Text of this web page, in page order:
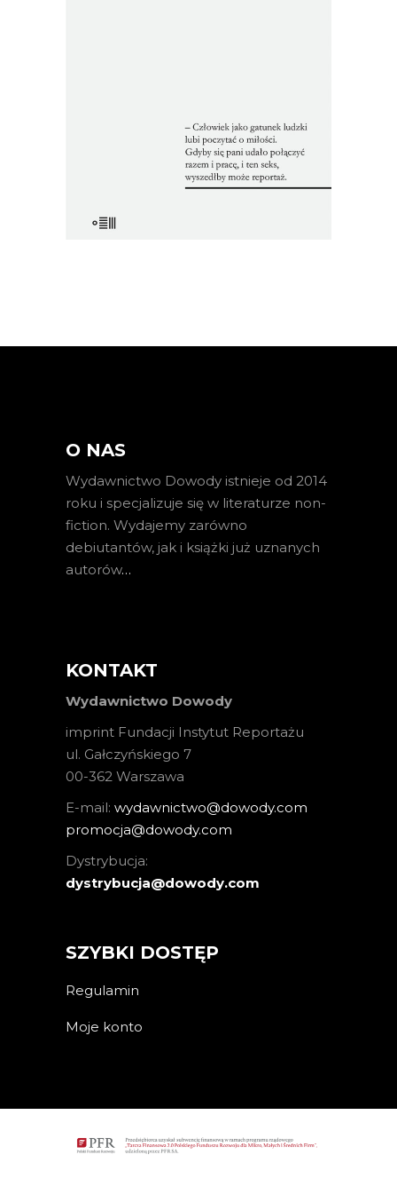
zł 22.00zł
O NAS
Wydawnictwo Dowody istnieje od 2014
roku i specjalizuje się w literaturze non-
fiction. Wydajemy zarówno
debiutantów, jak i książki już uznanych
autorów…
KONTAKT
Wydawnictwo Dowody
imprint Fundacji Instytut Reportażu
ul. Gałczyńskiego 7
00-362 Warszawa
E-mail: wydawnictwo@dowody.com
promocja@dowody.com
Dystrybucja:
dystrybucja@dowody.com
SZYBKI DOSTĘP
Regulamin
Moje konto